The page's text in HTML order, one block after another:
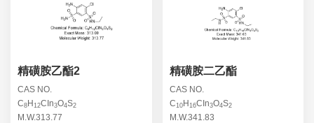
精磺胺乙酯2
CAS NO.
C8 H 12CIn3O4S2
M.W.313.77
精磺胺二乙酯
CAS NO.
C10H 16CIn3O4S2
M.W.341.83